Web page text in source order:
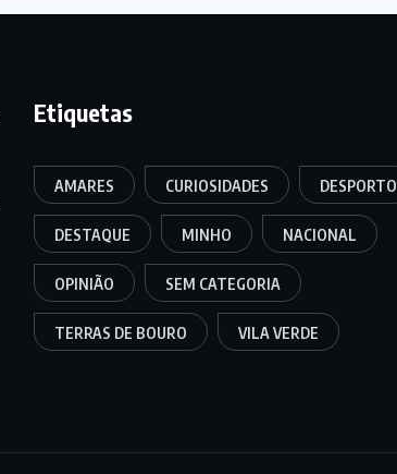
Etiquetas
AMARES CURIOSIDADES DESPORTO
DESTAQUE MINHO NACIONAL
OPINIÃO SEM CATEGORIA
TERRAS DE BOURO VILA VERDE